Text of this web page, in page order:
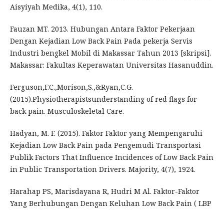
Aisyiyah Medika, 4(1), 110.
Fauzan MT. 2013. Hubungan Antara Faktor Pekerjaan
Dengan Kejadian Low Back Pain Pada pekerja Servis
Industri bengkel Mobil di Makassar Tahun 2013 [skripsi].
Makassar: Fakultas Keperawatan Universitas Hasanuddin.
Ferguson,F.C.,Morison,S.,&Ryan,C.G.
(2015).Physiotherapistsunderstanding of red flags for
back pain. Musculoskeletal Care.
Hadyan, M. F. (2015). Faktor Faktor yang Mempengaruhi
Kejadian Low Back Pain pada Pengemudi Transportasi
Publik Factors That Influence Incidences of Low Back Pain
in Public Transportation Drivers. Majority, 4(7), 1924.
Harahap PS, Marisdayana R, Hudri M Al. Faktor-Faktor
Yang Berhubungan Dengan Keluhan Low Back Pain ( LBP